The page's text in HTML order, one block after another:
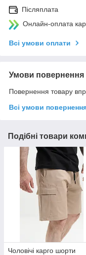
Післяплата
Онлайн-оплата
Всі умови оплати
Умови повернення
Повернення товару
Всі умови
Подібні товари
Чоловічі карго шорти